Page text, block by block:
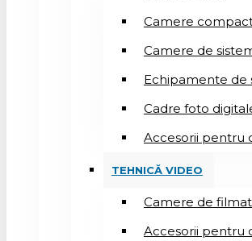
Camere
Camere de
Echipamente de
Cadre foto
Accesorii pentru
TEHNICĂ VIDEO
Camere de filmat
Accesorii pentru